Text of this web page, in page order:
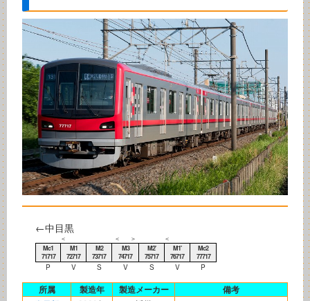
←中目黒
＜ ＜ ＞
＜
Mc1
71717
M1
72717
M2
73717
M3
74717
M2'
75717
M1'
76717
Mc2
77717
P V S V S V P
所属 製造年 製造メーカー 備考